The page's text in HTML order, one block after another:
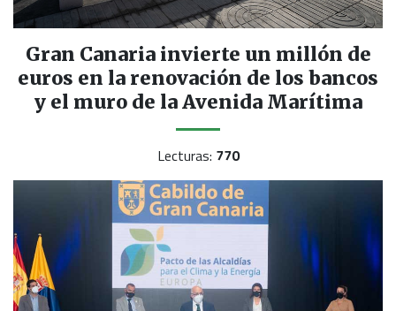
Gran Canaria invierte un millón de
euros en la renovación de los bancos
y el muro de la Avenida Marítima
Lecturas: 770